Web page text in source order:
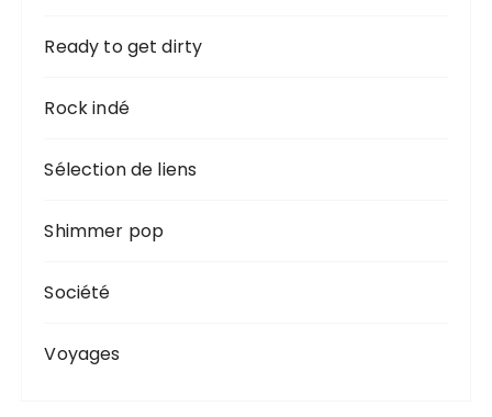
Ready to get dirty
Rock indé
Sélection de liens
Shimmer pop
Société
Voyages